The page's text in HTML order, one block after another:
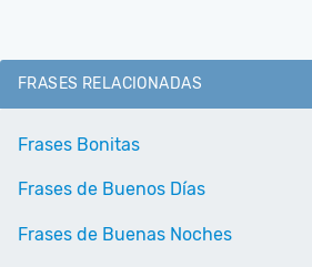
FRASES RELACIONADAS
Frases Bonitas
Frases de Buenos Días
Frases de Buenas Noches